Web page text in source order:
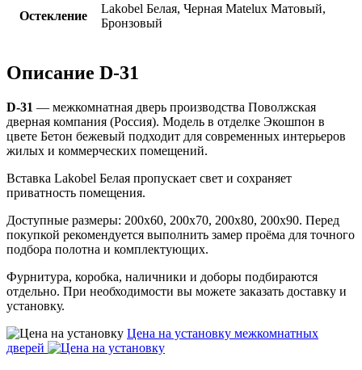
Остекление
Lakobel Белая, Черная Matelux Матовый,
Бронзовый
Описание D-31
D-31 — межкомнатная дверь производства Поволжская
дверная компания (Россия). Модель в отделке Экошпон в
цвете Бетон бежевый подходит для современных интерьеров
жилых и коммерческих помещений.
Вставка Lakobel Белая пропускает свет и сохраняет
приватность помещения.
Доступные размеры: 200х60, 200х70, 200х80, 200х90. Перед
покупкой рекомендуется выполнить замер проёма для точного
подбора полотна и комплектующих.
Фурнитура, коробка, наличники и доборы подбираются
отдельно. При необходимости вы можете заказать доставку и
установку.
Цена на установку межкомнатных
дверей